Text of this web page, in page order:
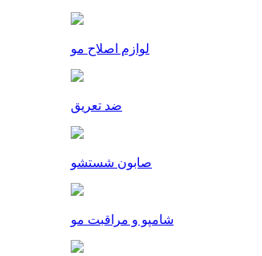
لوازم اصلاح مو
ضد تعریق
صابون شستشو
شامپو و مراقبت مو